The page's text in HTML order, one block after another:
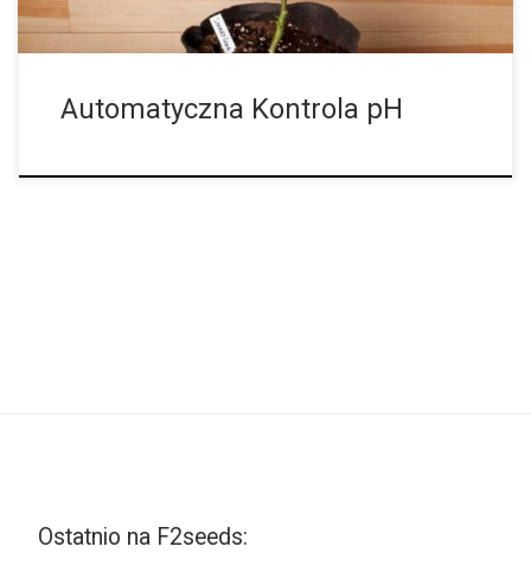
Automatyczna Kontrola pH
Ostatnio na F2seeds: